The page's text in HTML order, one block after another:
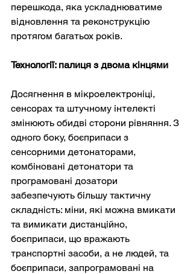
перешкода, яка ускладнюватиме
відновлення та реконструкцію
протягом багатьох років.
Технології: палиця з двома кінцями
Досягнення в мікроелектроніці,
сенсорах та штучному інтелекті
змінюють обидві сторони рівняння. З
одного боку, боєприпаси з
сенсорними детонаторами,
комбіновані детонатори та
програмовані дозатори
забезпечують більшу тактичну
складність: міни, які можна вмикати
та вимикати дистанційно,
боєприпаси, що вражають
транспортні засоби, а не людей, та
боєприпаси, запрограмовані на